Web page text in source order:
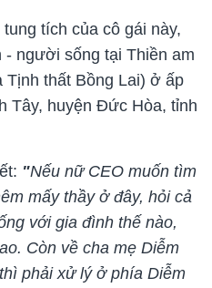
tích của cô gái này,
người sống tại Thiền am
Tịnh thất Bồng Lai) ở ấp
Tây, huyện Đức Hòa, tỉnh
"Nếu nữ CEO muốn tìm
mấy thầy ở đây, hỏi cả
với gia đình thế nào,
Còn về cha mẹ Diễm
phải xử lý ở phía Diễm